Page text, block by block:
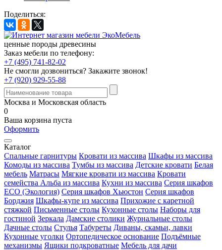
Поделиться:
ценные породы древесины
Заказ мебели по телефону:
+7 (495) 741-82-02
Не смогли дозвониться? Закажите звонок!
+7 (920) 929-55-88
Москва и Московская область
0
Ваша корзина пуста
Оформить
Каталог
Спальные гарнитуры Кровати из массива Шкафы из массива
Комоды из массива Тумбы из массива Детские кровати Белая
мебель Матрасы Мягкие кровати из массива Кровати
семейства Альба из массива Кухни из массива Серия шкафов
ECO (Экология) Серия шкафов Хьюстон Серия шкафов
Борджия Шкафы-купе из массива Прихожие с каретной
стяжкой Письменные столы Кухонные столы Наборы для
гостиной Зеркала Дамские столики Журнальные столы
Дачные столы Стулья Табуреты Диваны, скамьи, лавки
Кухонные уголки Ортопедическое основание Подъёмные
механизмы Ящики подкроватные Мебель для дачи